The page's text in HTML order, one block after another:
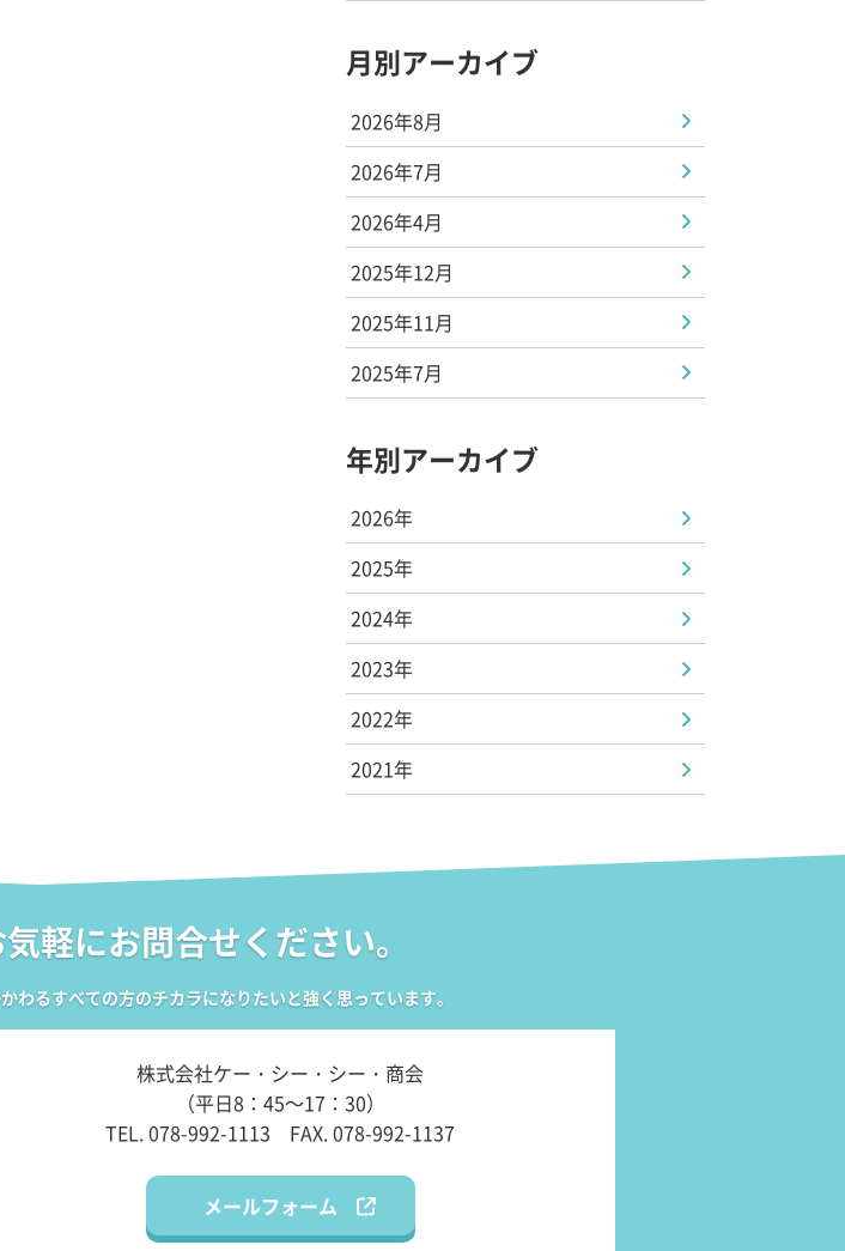
月別アーカイブ
2026年8月
2026年7月
2026年4月
2025年12月
2025年11月
2025年7月
年別アーカイブ
2026年
2025年
2024年
2023年
2022年
2021年
軽にお問合せください。
わるすべての方のチカラになりたいと強く思っています。
株式会社ケー・シー・シー・商会
（平日8：45～17：30）
TEL. 078-992-1113
FAX. 078-992-1137
メールフォーム